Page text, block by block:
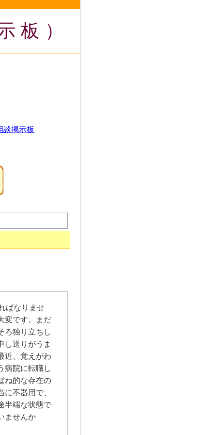
板）
談掲示板
ばなりませ
変です。まだ
ろ独り立ちし
し送りがうま
近、覚えがわ
病院に転職し
ね的な存在の
不器用で、
半端な状態で
ませんか